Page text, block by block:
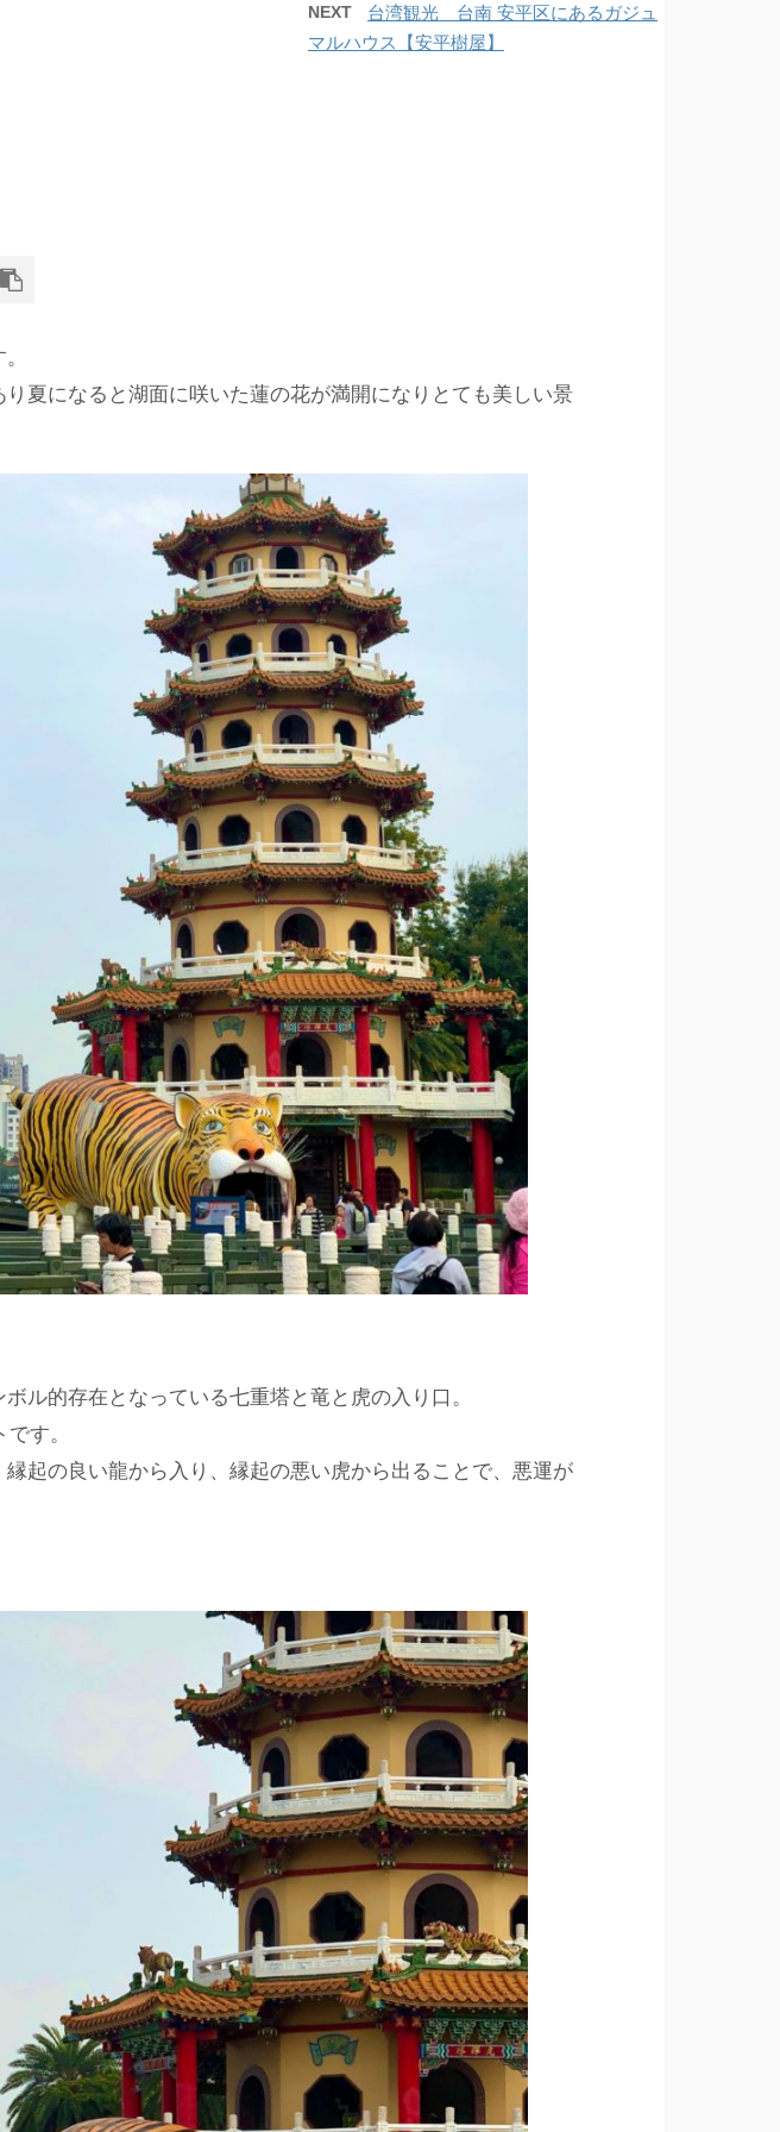
り夏になると湖面に咲いた蓮の花が満開になりとても美しい景
ル的存在となっている七重塔と竜と虎の入り口。
す。
起の良い龍から入り、縁起の悪い虎から出ることで、悪運が
NEXT
台湾観光 台南 安平区にあるガジュ
マルハウス【安平樹屋】